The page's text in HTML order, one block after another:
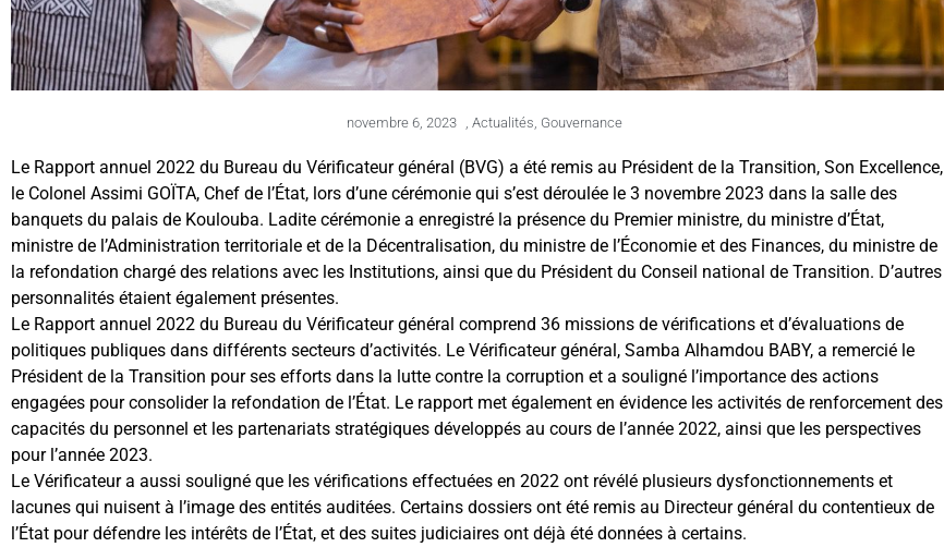
novembre 6, 2023 Actualités Gouvernance
Le Rapport annuel 2022 du Bureau du Vérificateur général (BVG) a été remis au Président de la Transition, Son Excellence,
le Colonel Assimi GOÏTA, Chef de l’État, lors d’une cérémonie qui s’est déroulée le 3 novembre 2023 dans la salle des
banquets du palais de Koulouba. Ladite cérémonie a enregistré la présence du Premier ministre, du ministre d’État,
ministre de l’Administration territoriale et de la Décentralisation, du ministre de l’Économie et des Finances, du ministre de
la refondation chargé des relations avec les Institutions, ainsi que du Président du Conseil national de Transition. D’autres
personnalités étaient également présentes.
Le Rapport annuel 2022 du Bureau du Vérificateur général comprend 36 missions de vérifications et d’évaluations de
politiques publiques dans différents secteurs d’activités. Le Vérificateur général, Samba Alhamdou BABY, a remercié le
Président de la Transition pour ses efforts dans la lutte contre la corruption et a souligné l’importance des actions
engagées pour consolider la refondation de l’État. Le rapport met également en évidence les activités de renforcement des
capacités du personnel et les partenariats stratégiques développés au cours de l’année 2022, ainsi que les perspectives
pour l’année 2023.
Le Vérificateur a aussi souligné que les vérifications effectuées en 2022 ont révélé plusieurs dysfonctionnements et
lacunes qui nuisent à l’image des entités auditées. Certains dossiers ont été remis au Directeur général du contentieux de
l’État pour défendre les intérêts de l’État, et des suites judiciaires ont déjà été données à certains.